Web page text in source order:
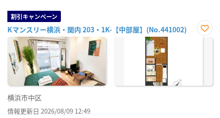
割引キャンペーン
Kマンスリー横浜・関内 203・1K-【中部屋】(No.441002)
お気
横浜市中区
情報更新日 2026/08/09 12:49